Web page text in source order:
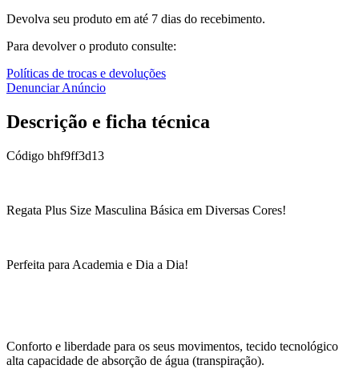
Devolva seu produto em até 7 dias do recebimento.
Para devolver o produto consulte:
Políticas de trocas e devoluções
Denunciar Anúncio
Descrição e ficha técnica
Código bhf9ff3d13
Regata Plus Size Masculina Básica em Diversas Cores!
Perfeita para Academia e Dia a Dia!
Conforto e liberdade para os seus movimentos, tecido tecnológico
alta capacidade de absorção de água (transpiração).